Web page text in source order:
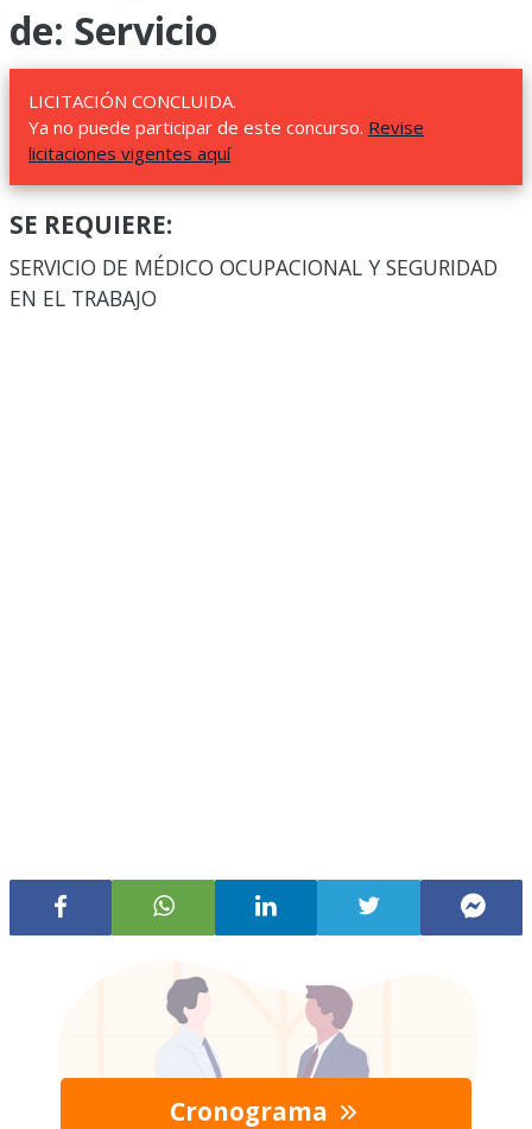
de: Servicio
LICITACIÓN CONCLUIDA.
Ya no puede participar de este concurso. Revise
licitaciones vigentes aquí
SE REQUIERE:
SERVICIO DE MÉDICO OCUPACIONAL Y SEGURIDAD
EN EL TRABAJO
Cronograma